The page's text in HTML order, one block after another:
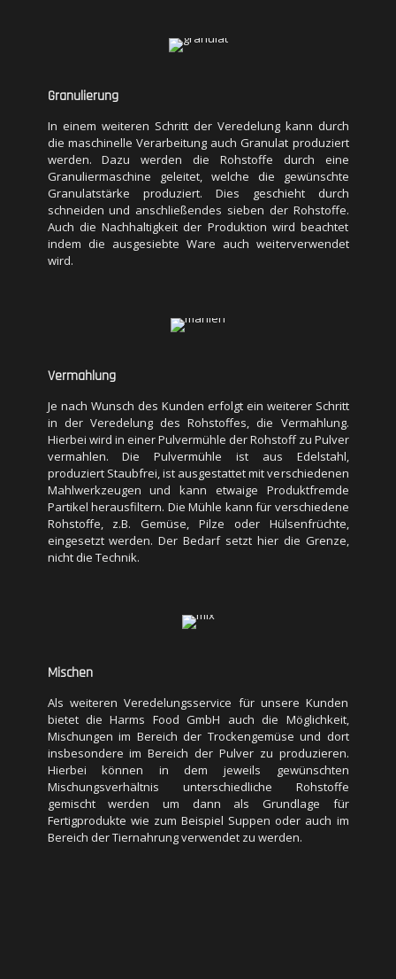
die maschinelle Verarbeitung auch Granulat produziert
werden. Dazu werden die Rohstoffe durch eine
Granulatstärke produziert. Dies geschieht durch
schneiden und anschließendes sieben der Rohstoffe.
Auch die Nachhaltigkeit der Produktion wird beachtet
indem die ausgesiebte Ware auch weiterverwendet
wird.
in der Veredelung des Rohstoffes, die Vermahlung.
produziert Staubfrei, ist ausgestattet mit verschiedenen
Partikel herausfiltern. Die Mühle kann für verschiedene
Rohstoffe, z.B. Gemüse, Pilze oder Hülsenfrüchte,
eingesetzt werden. Der Bedarf setzt hier die Grenze,
nicht die Technik.
Als weiteren Veredelungsservice für unsere Kunden
insbesondere im Bereich der Pulver zu produzieren.
Mischungsverhältnis unterschiedliche Rohstoffe
gemischt werden um dann als Grundlage für
Fertigprodukte wie zum Beispiel Suppen oder auch im
Bereich der Tiernahrung verwendet zu werden.
Granulierung
In einem weiteren Schritt der Veredelung kann durch
die maschinelle Verarbeitung auch Granulat produziert
werden. Dazu werden die Rohstoffe durch eine
Granuliermaschine geleitet, welche die gewünschte
Granulatstärke produziert. Dies geschieht durch
schneiden und anschließendes sieben der Rohstoffe.
Auch die Nachhaltigkeit der Produktion wird beachtet
indem die ausgesiebte Ware auch weiterverwendet
wird.
Vermahlung
Je nach Wunsch des Kunden erfolgt ein weiterer Schritt
in der Veredelung des Rohstoffes, die Vermahlung.
Hierbei wird in einer Pulvermühle der Rohstoff zu Pulver
vermahlen. Die Pulvermühle ist aus Edelstahl,
produziert Staubfrei, ist ausgestattet mit verschiedenen
Mahlwerkzeugen und kann etwaige Produktfremde
Partikel herausfiltern. Die Mühle kann für verschiedene
Rohstoffe, z.B. Gemüse, Pilze oder Hülsenfrüchte,
eingesetzt werden. Der Bedarf setzt hier die Grenze,
nicht die Technik.
Mischen
Als weiteren Veredelungsservice für unsere Kunden
bietet die Harms Food GmbH auch die Möglichkeit,
Mischungen im Bereich der Trockengemüse und dort
insbesondere im Bereich der Pulver zu produzieren.
Hierbei können in dem jeweils gewünschten
Mischungsverhältnis unterschiedliche Rohstoffe
gemischt werden um dann als Grundlage für
Fertigprodukte wie zum Beispiel Suppen oder auch im
Bereich der Tiernahrung verwendet zu werden.